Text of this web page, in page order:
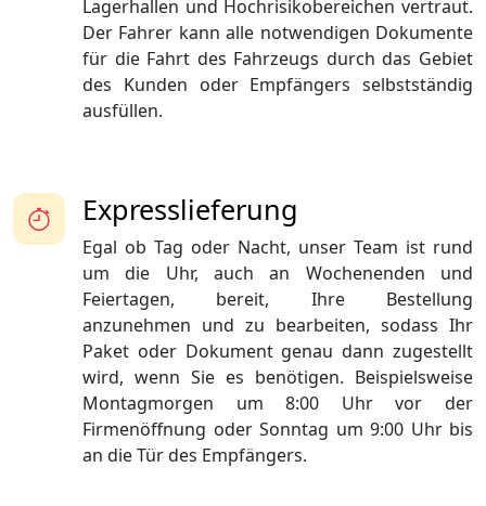
Lagerhallen und Hochrisikobereichen vertraut.
Der Fahrer kann alle notwendigen Dokumente
für die Fahrt des Fahrzeugs durch das Gebiet
des Kunden oder Empfängers selbstständig
ausfüllen.
Expresslieferung
Egal ob Tag oder Nacht, unser Team ist rund
um die Uhr, auch an Wochenenden und
Feiertagen, bereit, Ihre Bestellung
anzunehmen und zu bearbeiten, sodass Ihr
Paket oder Dokument genau dann zugestellt
wird, wenn Sie es benötigen. Beispielsweise
Montagmorgen um 8:00 Uhr vor der
Firmenöffnung oder Sonntag um 9:00 Uhr bis
an die Tür des Empfängers.